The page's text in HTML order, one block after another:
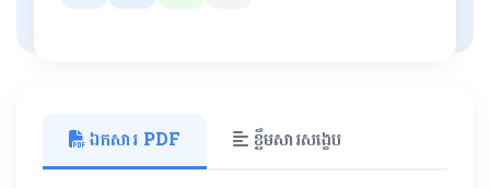
ឯកសារ PDF ខ្លឹមសារសង្ខេប